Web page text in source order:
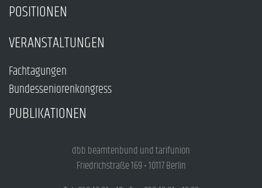
POSITIONEN
VERANSTALTUNGEN
Fachtagungen
Bundesseniorenkongress
PUBLIKATIONEN
dbb beamtenbund und tarifunion
Friedrichstraße 169 • 10117 Berlin